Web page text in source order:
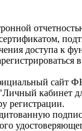
доступа к
сайт
кабинет
регистрации.